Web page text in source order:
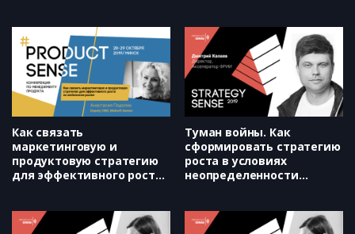
Как связать
маркетинговую и
продуктовую стратегию
для эффективного роста
Анастасия Подоляк)
Туман войны. Как
сформировать стратегию
роста в условиях
неопределенности